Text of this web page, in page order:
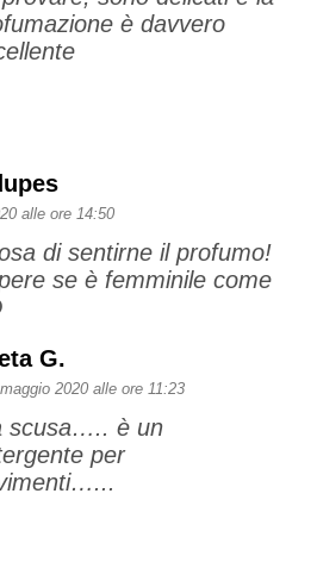
è davvero
alle ore 14:50
di sentirne il profumo!
se è femminile come
G.
2020 alle ore 11:23
scusa….. è un
per